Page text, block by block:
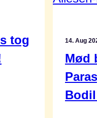
tog
14. Aug
Mød